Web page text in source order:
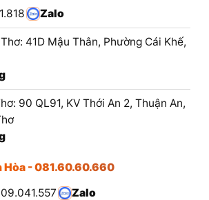
Zalo
41D Mậu Thân, Phường Cái Khế,
90 QL91, KV Thới An 2, Thuận An,
Hòa - 081.60.60.660
Zalo